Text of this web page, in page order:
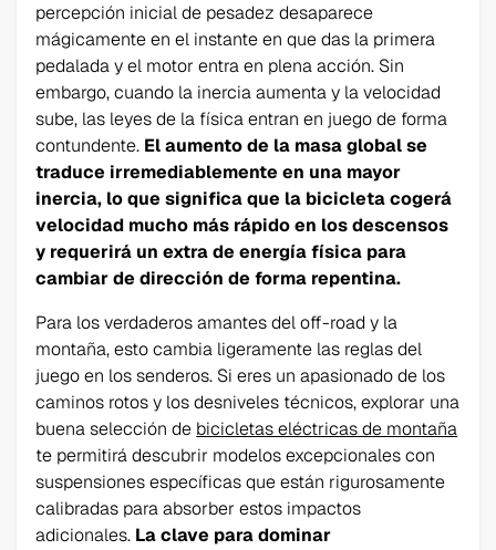
percepción inicial de pesadez desaparece
mágicamente en el instante en que das la primera
pedalada y el motor entra en plena acción. Sin
embargo, cuando la inercia aumenta y la velocidad
sube, las leyes de la física entran en juego de forma
contundente. El aumento de la masa global se
traduce irremediablemente en una mayor
inercia, lo que significa que la bicicleta cogerá
velocidad mucho más rápido en los descensos
y requerirá un extra de energía física para
cambiar de dirección de forma repentina.
Para los verdaderos amantes del off-road y la
montaña, esto cambia ligeramente las reglas del
juego en los senderos. Si eres un apasionado de los
caminos rotos y los desniveles técnicos, explorar una
buena selección de bicicletas eléctricas de montaña
te permitirá descubrir modelos excepcionales con
suspensiones específicas que están rigurosamente
calibradas para absorber estos impactos
adicionales. La clave para dominar